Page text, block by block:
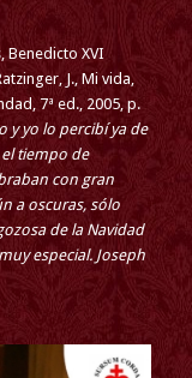
Benedicto XVI
J., Mi vida,
7ª ed., 2005, p.
y yo lo percibí ya de
tiempo de
con gran
a oscuras, sólo
de la Navidad
especial. Joseph